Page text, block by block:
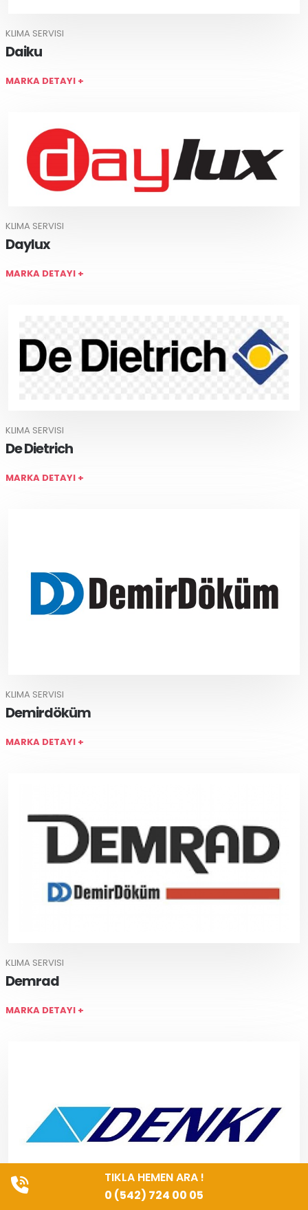
TIKLA HEMEN ARA !
0 (542) 724 00 05
KLIMA SERVISI
Daiku
MARKA DETAYI +
KLIMA SERVISI
Daylux
MARKA DETAYI +
KLIMA SERVISI
De Dietrich
MARKA DETAYI +
KLIMA SERVISI
Demirdöküm
MARKA DETAYI +
KLIMA SERVISI
Demrad
MARKA DETAYI +